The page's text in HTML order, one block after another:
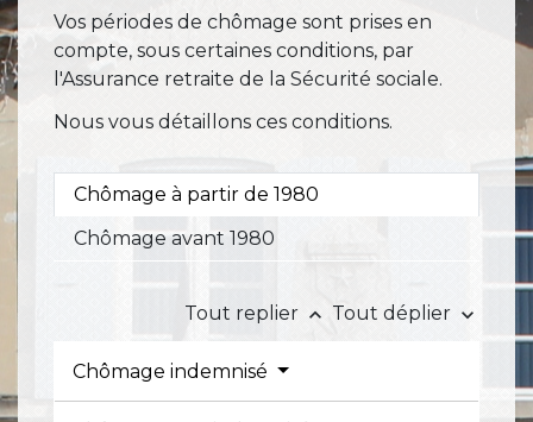
Vos périodes de chômage sont prises en
compte, sous certaines conditions, par
l'Assurance retraite de la Sécurité sociale.
Nous vous détaillons ces conditions.
Chômage à partir de 1980
Chômage avant 1980
Tout replier keyboard_arrow_up Tout déplier keyboard_arrow_down
Chômage indemnisé